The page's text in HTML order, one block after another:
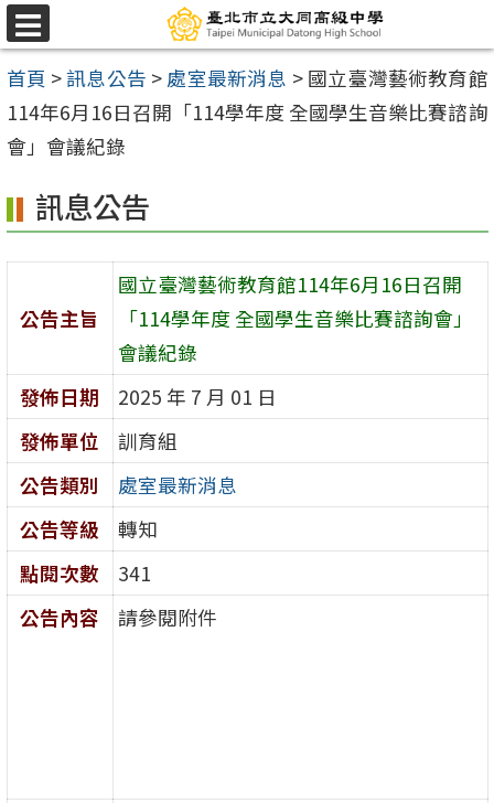
跳
至
主
要
內
區
選
單
首頁 >訊息公告 > 處室最新消息 > 國立臺灣藝術教育館
114年6月16日召開「114學年度 全國學生音樂比賽諮詢
會」會議紀錄
訊息公告
公告主旨
國立臺灣藝術教育館114年6月16日召開
「114學年度 全國學生音樂比賽諮詢會」
會議紀錄
發佈日期
2025 年 7 月 01 日
發佈單位
訓育組
公告類別
處室最新消息
公告等級
轉知
點閱次數
341
公告內容
請參閱附件